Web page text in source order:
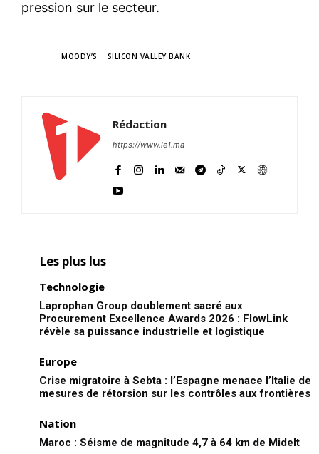
pression sur le secteur.
MOODY’S SILICON VALLEY BANK
Rédaction
https://www.le1.ma
Les plus lus
Technologie
Laprophan Group doublement sacré aux
Procurement Excellence Awards 2026 : FlowLink
révèle sa puissance industrielle et logistique
Europe
Crise migratoire à Sebta : l’Espagne menace l’Italie de
mesures de rétorsion sur les contrôles aux frontières
Nation
Maroc : Séisme de magnitude 4,7 à 64 km de Midelt